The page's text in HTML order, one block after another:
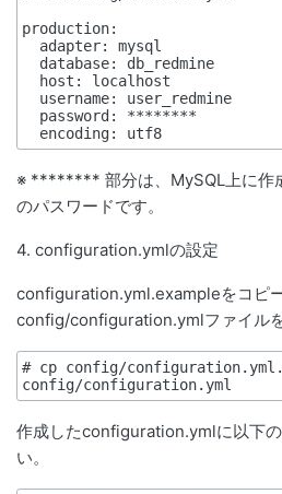
production:
※ ******** 部分は、MySQL上に作
のパスワードです。
4. configuration.ymlの設定
configuration.yml.exampleをコピ
config/configuration.ymlファイルを
# cp config/
config/configuration.yml
作成したconfiguration.ymlに以下
い。